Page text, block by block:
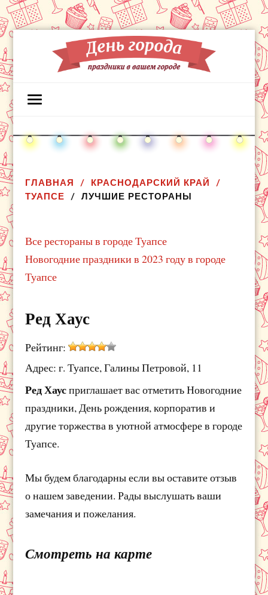
ГЛАВНАЯ
КРАСНОДАРСКИЙ КРАЙ
ТУАПСЕ
ЛУЧШИЕ РЕСТОРАНЫ
Все рестораны в городе Туапсе
Новогодние праздники в 2023 году в городе
Туапсе
Ред Хаус
Рейтинг:
Адрес: г. Туапсе, Галины Петровой, 11
Ред Хаусприглашает вас отметить Новогодние
праздники, День рождения, корпоратив и
другие торжества в уютной атмосфере в городе
Туапсе.
Мы будем благодарны если вы оставите отзыв
о нашем заведении. Рады выслушать ваши
замечания и пожелания.
Смотреть на карте